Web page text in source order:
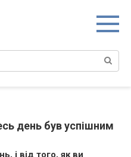
день був успішним
і від того, як ви